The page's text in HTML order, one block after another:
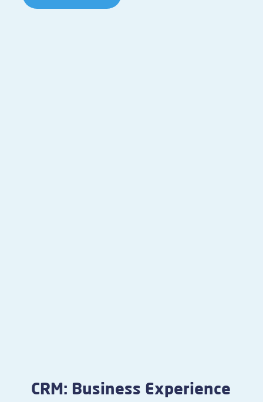
CRM: Business Experience